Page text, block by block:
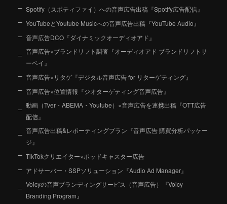
Spotify（スポティファイ）への音声広告出稿『Spotify広告配信』
YouTubeとYoutube Musicへの音声広告出稿『YouTube Audio』
音声広告DCO『ダイナミックオーディオアド』
音声広告×ブランドリフト調査『オーディオアド ブランドリフトサ
ーベイ』
音声広告×リタゲ『デジタル音声広告 for リターゲティング』
音声広告×位置情報『ジオターゲティング音声広告』
動画（Tver・ABEMA・Youtube）×音声広告を連携出稿『OTT広告
配信』
音声広告出稿&レポーティングプラン『音声広告 購買分析パッケー
ジ』
TikTokクリエイター×ポッドキャスター広告
アドサーバー・SSPソリューション『Audio Ad Manager』
Voicyの音声ブランディングサービス（音声広告）『Voicy
Branding Program』